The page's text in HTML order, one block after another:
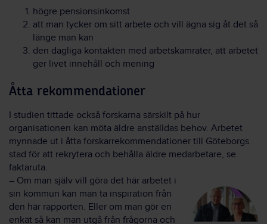
högre pensionsinkomst
att man tycker om sitt arbete och vill ägna sig åt det så
länge man kan
den dagliga kontakten med arbetskamrater, att arbetet
ger livet innehåll och mening
Åtta rekommendationer
I studien tittade också forskarna särskilt på hur
organisationen kan möta äldre anställdas behov. Arbetet
mynnade ut i åtta forskarrekommendationer till Göteborgs
stad för att rekrytera och behålla äldre medarbetare, se
faktaruta.
– Om man själv vill göra det här arbetet i
sin kommun kan man ta inspiration från
den här rapporten. Eller om man gör en
enkät så kan man utgå från frågorna och